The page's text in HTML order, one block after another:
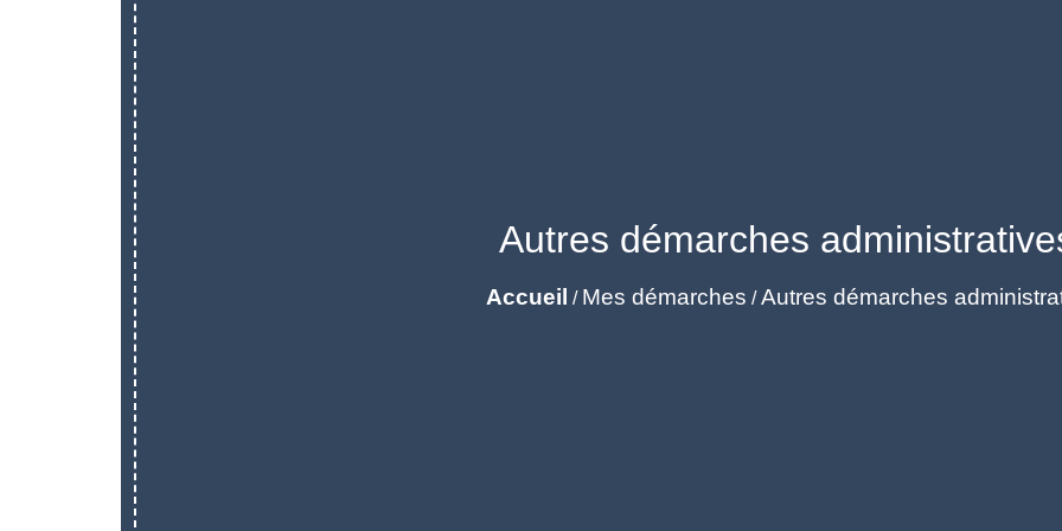
Autres démarches
Accueil / Mes démarches /Autres démarches